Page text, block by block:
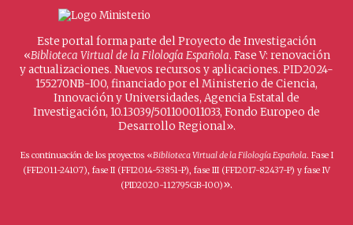
Este portal forma parte del Proyecto de Investigación
«Biblioteca Virtual de la Filología Española. Fase V: renovación
y actualizaciones. Nuevos recursos y aplicaciones. PID2024-
155270NB-I00, financiado por el Ministerio de Ciencia,
Innovación y Universidades, Agencia Estatal de
Investigación, 10.13039/501100011033, Fondo Europeo de
Desarrollo Regional».
Es continuación de los proyectos «Biblioteca Virtual de la Filología Española. Fase I
(FFI2011-24107), fase II (FFI2014-53851-P), fase III (FFI2017-82437-P) y fase IV
(PID2020-112795GB-I00)».